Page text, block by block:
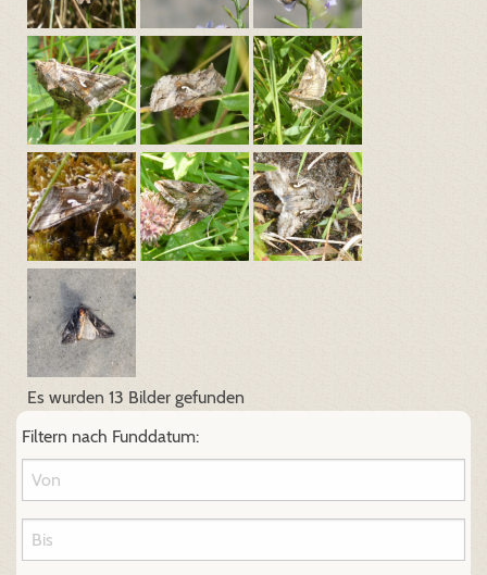
Es wurden 13 Bilder gefunden
Filtern nach Funddatum: